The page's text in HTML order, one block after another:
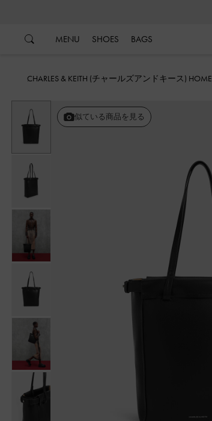
MENU SHOES BAGS
CHARLES & KEITH (チャールズアンドキース) HOME
似ている商品を見る